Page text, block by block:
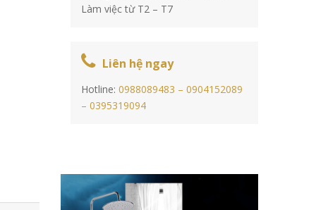
Làm việc từ T2 – T7
Liên hệ ngay
Hotline: 0988089483 – 0904152089
– 0395319094